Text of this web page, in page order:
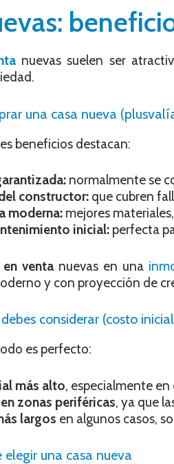
nuevas suelen ser
una casa nueva
beneficios destacan:
normalmente se
constructor: que cubren
moderna: mejores
inicial: perfecta
en venta nuevas en una
y con proyección de
considerar (costo
es perfecto:
más alto, especialmente
zonas periféricas, ya que
largos en algunos casos,
elegir una casa nueva